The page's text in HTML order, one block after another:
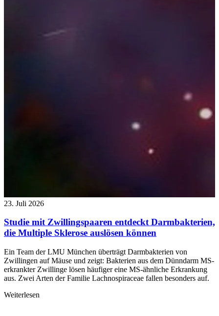
23. Juli 2026
Studie mit Zwillingspaaren entdeckt Darmbakterien,
die Multiple Sklerose auslösen können
Ein Team der LMU München überträgt Darmbakterien von
Zwillingen auf Mäuse und zeigt: Bakterien aus dem Dünndarm MS-
erkrankter Zwillinge lösen häufiger eine MS-ähnliche Erkrankung
aus. Zwei Arten der Familie Lachnospiraceae fallen besonders auf.
Weiterlesen